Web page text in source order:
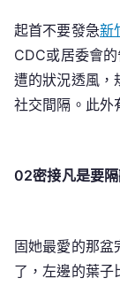
如
森
和
診
許
起首不要發急新
CDC或居委會
遭的狀況透風，
社交間隔。此外
02密接凡是要隔
固她最愛的那
了，左邊的葉子